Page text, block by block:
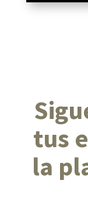
tus
la